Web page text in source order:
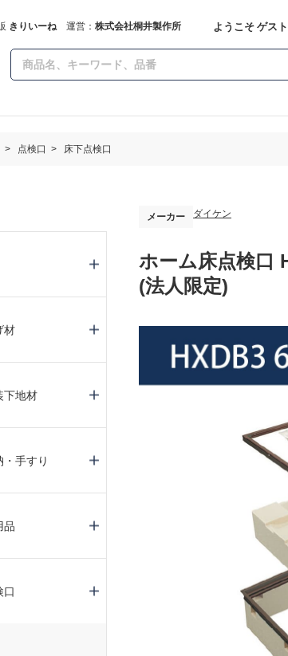
きりいーね運営： 株式会社桐井製作所 ようこそ ゲスト
> 点検口 > 床下点検口
メーカー ダイケン
ホーム床点検口
(法人限定)
材
下地材
手すり
品
口